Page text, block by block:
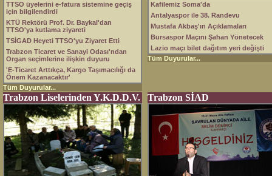
TTSO üyelerini e-fatura sistemine geçiş
için bilgilendirdi
KTÜ Rektörü Prof. Dr. Baykal'dan
TTSO'ya kutlama ziyareti
TSİGAD Heyeti TTSO'yu Ziyaret Etti
Trabzon Ticaret ve Sanayi Odası'ndan
Organ seçimlerine ilişkin duyuru
'E-Ticaret Arttıkça, Kargo Taşımacılığı da
Önem Kazanacaktır'
Tüm Duyurular...
Kafilemiz Soma'da
Antalyaspor ile 38. Randevu
Mustafa Akbaş'ın Açıklamaları
Bursaspor Maçını Şahan Yönetecek
Lazio maçı bilet dağıtım yeri değişti
Tüm Duyurular...
Trabzon Liselerinden Y.K.D.D.V. Trabzon SİAD